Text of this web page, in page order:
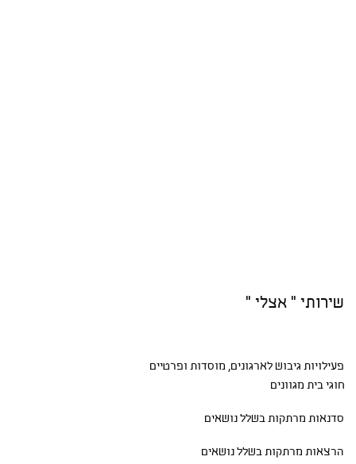
שירותי " אצלי "
פעילויות גיבושלארגונים, מוסדות ופרטיים
חוגי בית מגוונים
סדנאות מרתקות בשלל נושאים
הרצאות מרתקות בשלל נושאים